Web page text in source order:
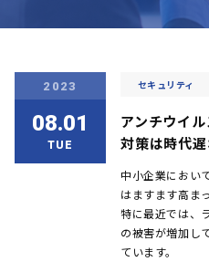
2023
08.01
TUE
セキュリティ
アンチウイ
対策は時代
中小企業におい
はますます高ま
特に最近では、
の被害が増加し
ています。